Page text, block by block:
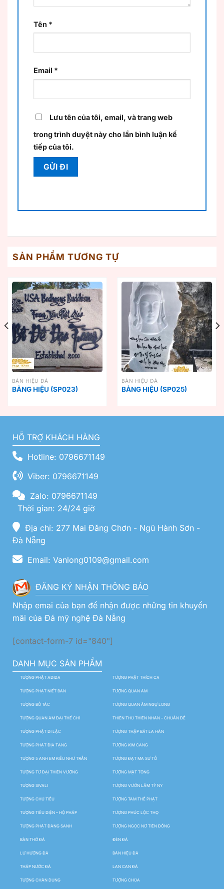
Tên *
Email *
Lưu tên của tôi, email, và trang web
trong trình duyệt này cho lần bình luận kế
tiếp của tôi.
SẢN PHẨM TƯƠNG TỰ
BẢN HIỆU ĐÁ
BẢNG HIỆU (SP023)
BẢN HIỆU ĐÁ
BẢNG HIỆU (SP025)
HỖ TRỢ KHÁCH HÀNG
Hotline: 0796671149
Viber: 0796671149
Zalo: 0796671149
Thời gian: 24/24 giờ
Địa chỉ: 277 Mai Đăng Chơn - Ngũ Hành Sơn -
Đà Nẵng
Email: Vanlong0109@gmail.com
ĐĂNG KÝ NHẬN THÔNG BÁO
Nhập emai của bạn để nhận được những tin khuyến
mãi của Đá mỹ nghệ Đà Nẵng
[contact-form-7 id="840"]
DANH MỤC SẢN PHẨM
TƯỢNG PHẬT ADIDA TƯỢNG PHẬT THÍCH CA
TƯỢNG PHẬT NIẾT BÀN TƯỢNG QUAN ÂM
TƯỢNG BỒ TÁC TƯỢNG QUAN ÂM NGỰ LONG
TƯỢNG QUAN ÂM ĐẠI THẾ CHÍ THIÊN THỦ THIÊN NHÃN – CHUẨN ĐỀ
TƯỢNG PHẬT DI LẶC TƯỢNG THẬP BÁT LA HÁN
TƯỢNG PHẬT ĐỊA TẠNG TƯỢNG KIM CANG
TƯỢNG 5 ANH EM KIỀU NHƯ TRẦN TƯỢNG ĐẠT MA SƯ TỔ
TƯỢNG TỨ ĐẠI THIÊN VƯƠNG TƯỢNG MẬT TÔNG
TƯỢNG SIVALI TƯỢNG VƯỜN LÂM TỲ NY
TƯỢNG CHÚ TIỂU TƯỢNG TAM THẾ PHẬT
TƯỢNG TIÊU DIỆN – HỘ PHÁP TƯỢNG PHÚC LỘC THỌ
TƯỢNG PHẬT ĐẢNG SANH TƯỢNG NGỌC NỮ TIÊN ĐỒNG
BÀN THỜ ĐÁ ĐÈN ĐÁ
LƯ HƯƠNG ĐÁ BẢN HIỆU ĐÁ
THÁP NƯỚC ĐÁ LAN CAN ĐÁ
TƯỢNG CHÂN DUNG TƯỢNG CHÚA